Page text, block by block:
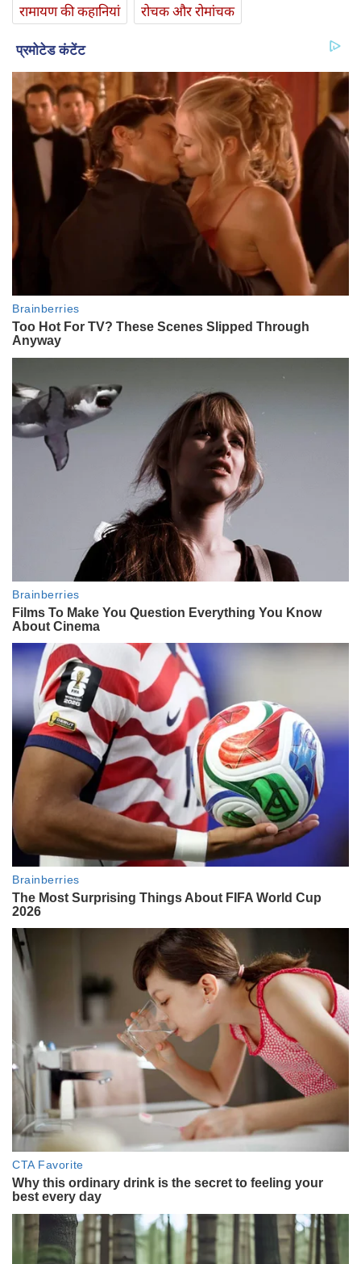
रामायण की कहानियां
रोचक और रोमांचक